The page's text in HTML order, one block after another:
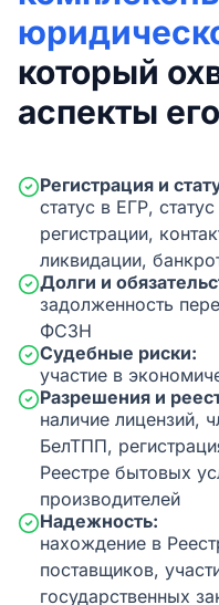
который
аспекты
Регистрация и
статус в ЕГР,
регистрации,
ликвидации,
Долги и
задолженность
ФСЗН
Судебные риски:
участие в
Разрешения и
наличие лицензий,
БелТПП,
Реестре бытовых
производителей
Надежность:
нахождение в
поставщиков,
государственных